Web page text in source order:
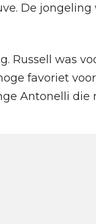
De
Russell was
favoriet
Antonelli die